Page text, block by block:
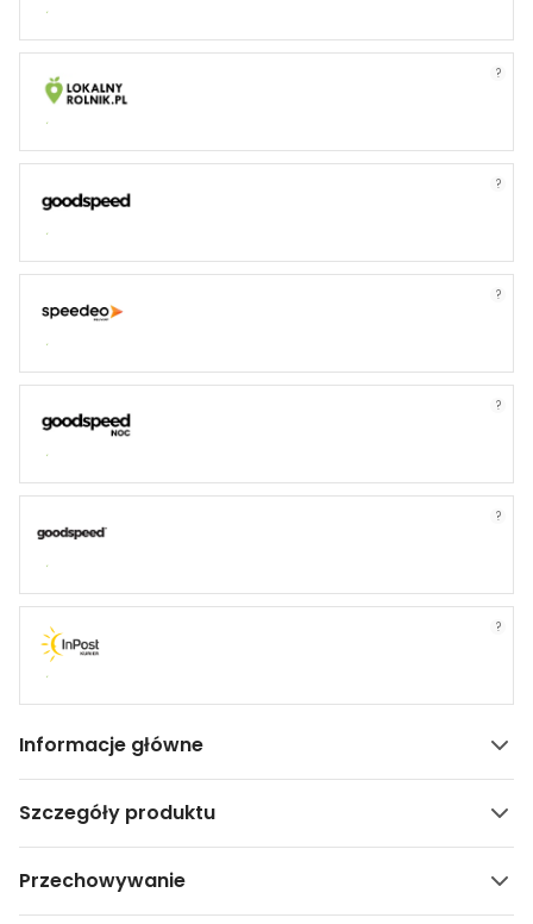
?
?
?
?
?
?
Informacje główne
Szczegóły produktu
Przechowywanie